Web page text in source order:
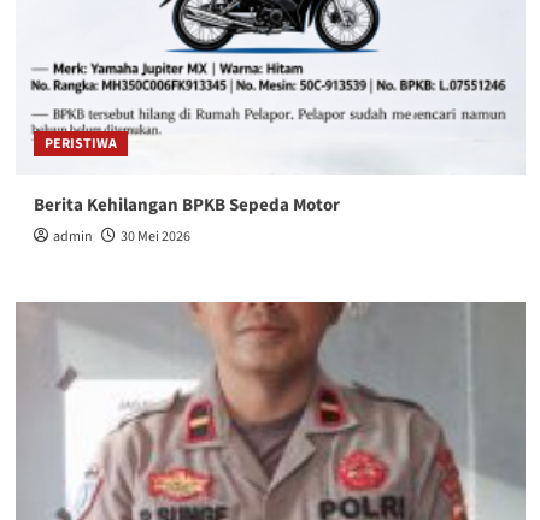
PERISTIWA
Berita Kehilangan BPKB Sepeda Motor
admin 30 Mei 2026